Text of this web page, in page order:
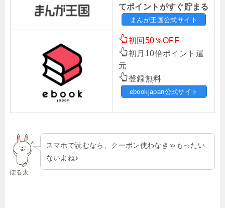
てポイントがすぐ貯まる
まんが王国公式サイト
初回50％OFF
初月10倍ポイント還
元
登録無料
ebookjapan公式サイト
ぽる太
スマホで読むなら、クーポン使わなきゃもったい
ないよね♪